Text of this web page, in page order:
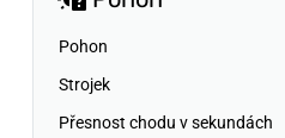
Pohon
Strojek
Přesnost chodu v sekundách